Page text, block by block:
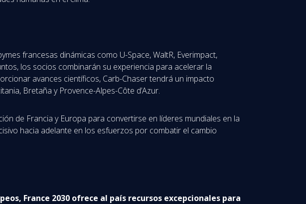
francesas dinámicas como U-Space, WaltR, Everimpact,
los socios combinarán su experiencia para acelerar la
avances científicos, Carb-Chaser tendrá un impacto
Bretaña y Provence-Alpes-Côte d’Azur.
de Francia y Europa para convertirse en líderes mundiales en la
hacia adelante en los esfuerzos por combatir el cambio
France 2030 ofrece al país recursos excepcionales para